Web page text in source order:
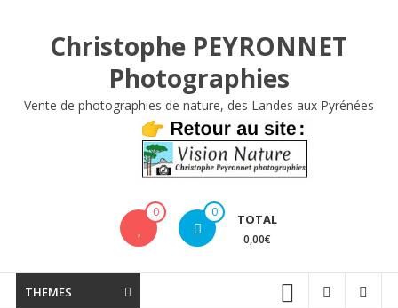
Christophe PEYRONNET
Photographies
Vente de photographies de nature, des Landes aux Pyrénées
0 0 TOTAL
0,00€
THEMES